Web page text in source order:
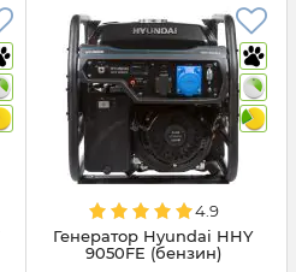
4.9
Генератор Hyundai HHY
9050FE (бензин)